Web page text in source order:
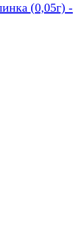
(0,05г) -